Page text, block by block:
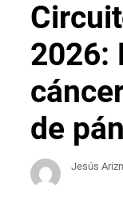
2026:
de
Jesús